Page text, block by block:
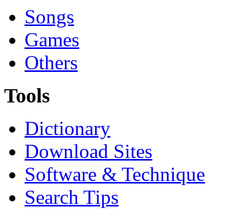
Songs
Games
Others
Tools
Dictionary
Download Sites
Software & Technique
Search Tips